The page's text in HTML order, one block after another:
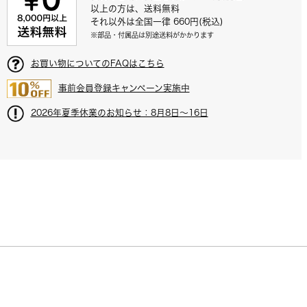
以上の方は、送料無料
それ以外は全国一律 660円(税込)
※部品・付属品は別途送料がかかります
お買い物についてのFAQはこちら
事前会員登録キャンペーン実施中
2026年夏季休業のお知らせ：8月8日～16日